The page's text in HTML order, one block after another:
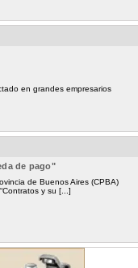
en grandes empresarios
de pago"
de Buenos Aires (CPBA)
y su [...]